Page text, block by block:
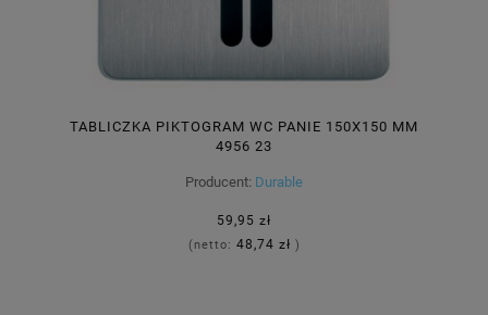
TABLICZKA PIKTOGRAM WC PANIE 150X150 MM
4956 23
Producent: Durable
59,95 zł
(netto: 48,74 zł )